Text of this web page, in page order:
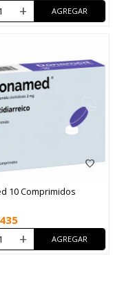
+
10 Comprimidos
435
+